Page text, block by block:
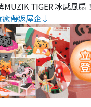
TIGER 冰感風扇！
帶返屋企↓